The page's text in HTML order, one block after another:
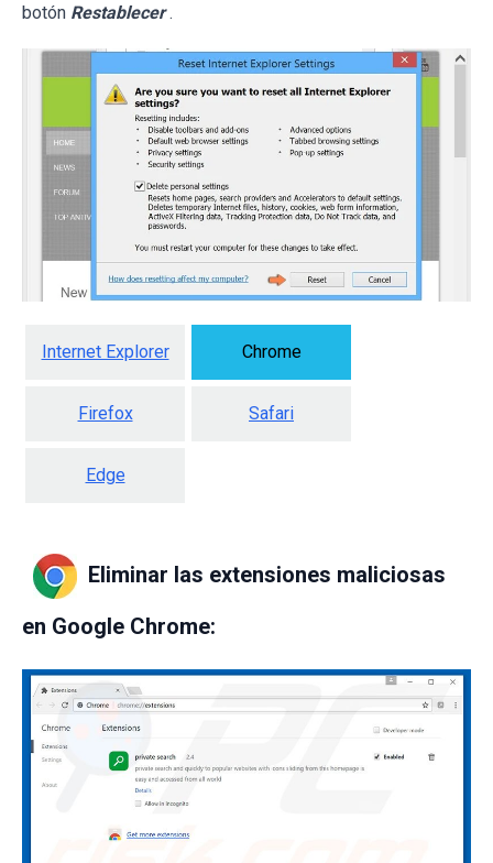
botón Restablecer .
Internet Explorer Chrome
Firefox Safari
Edge
Eliminar las extensiones maliciosas
en Google Chrome: